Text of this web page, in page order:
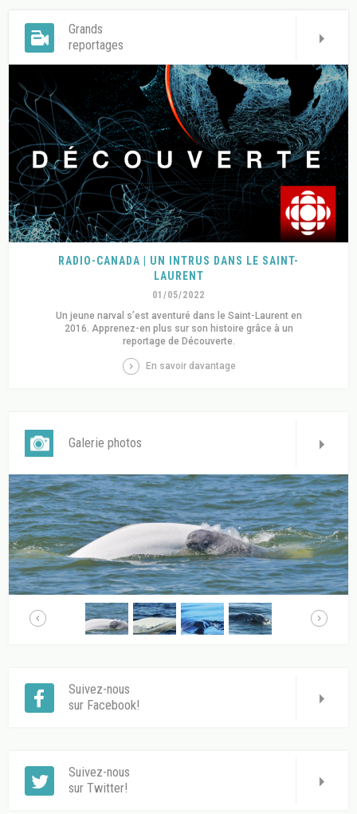
Grands
reportages
RADIO-CANADA | UN INTRUS DANS LE SAINT-
LAURENT
01/05/2022
Un jeune narval s’est aventuré dans le Saint-Laurent en
2016. Apprenez-en plus sur son histoire grâce à un
reportage de Découverte.
En savoir davantage
Galerie photos
Suivez-nous
sur Facebook!
Suivez-nous
sur Twitter!